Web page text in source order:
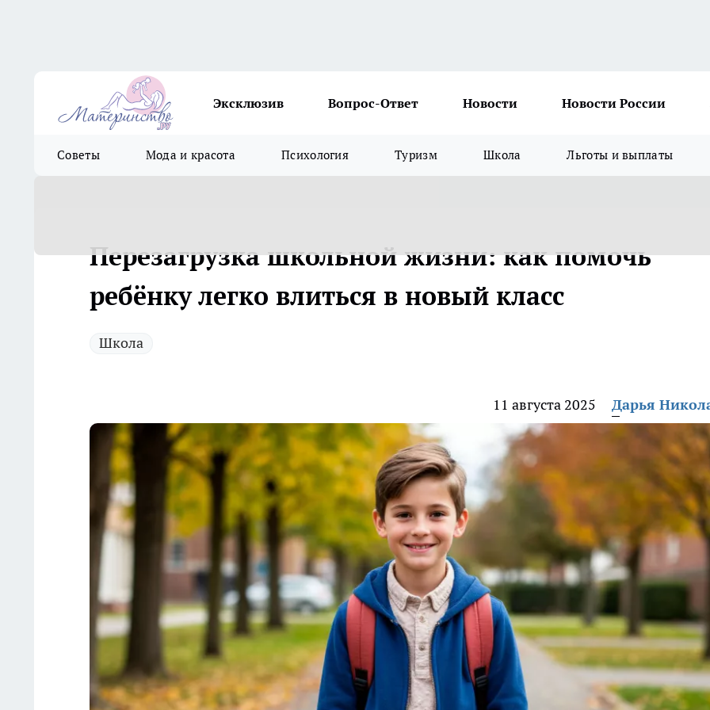
Эксклюзив Вопрос-Ответ Новости Новости России
Советы Мода и красота Психология Туризм Школа Льготы и выплаты
Перезагрузка школьной жизни: как помочь
ребёнку легко влиться в новый класс
Школа
11 августа 2025 Дарья